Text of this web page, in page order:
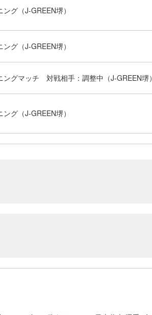
ング（J-GREEN堺）
ング（J-GREEN堺）
ングマッチ 対戦相手：調整中（J-GREEN堺）
ング（J-GREEN堺）